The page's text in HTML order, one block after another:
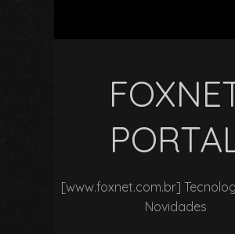
[www.foxnet.com.br]
Novidades